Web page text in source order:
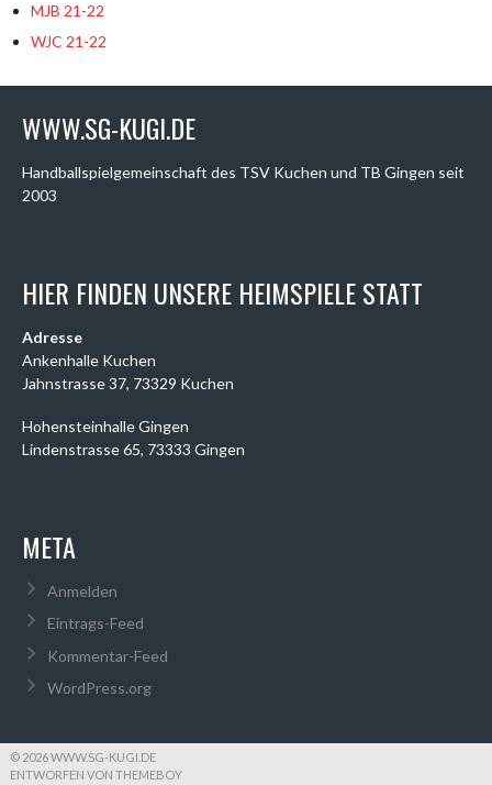
MJB 21-22
WJC 21-22
WWW.SG-KUGI.DE
Handballspielgemeinschaft des TSV Kuchen und TB Gingen seit
2003
HIER FINDEN UNSERE HEIMSPIELE STATT
Adresse
Ankenhalle Kuchen
Jahnstrasse 37, 73329 Kuchen
Hohensteinhalle Gingen
Lindenstrasse 65, 73333 Gingen
META
Anmelden
Eintrags-Feed
Kommentar-Feed
WordPress.org
© 2026 WWW.SG-KUGI.DE
ENTWORFEN VON THEMEBOY